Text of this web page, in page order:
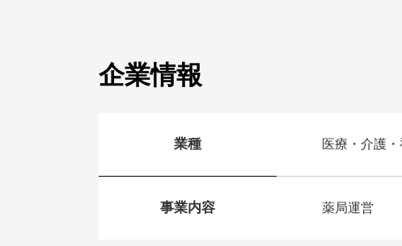
企業情報
業種 医療・介護・
事業内容 薬局運営